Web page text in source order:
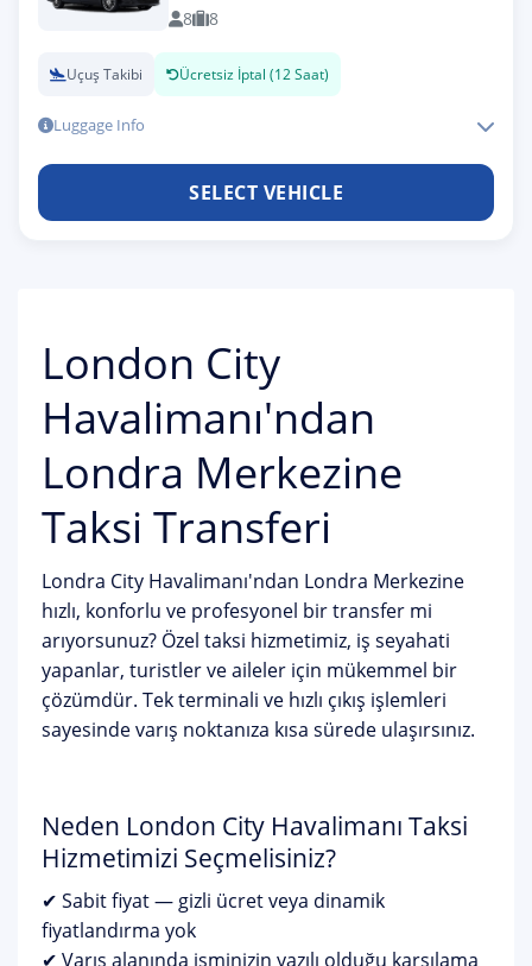
8 8
Uçuş Takibi Ücretsiz İptal (12 Saat)
Luggage Info
SELECT VEHICLE
London City
Havalimanı'ndan
Londra Merkezine
Taksi Transferi
Londra City Havalimanı'ndan Londra Merkezine
hızlı, konforlu ve profesyonel bir transfer mi
arıyorsunuz? Özel taksi hizmetimiz, iş seyahati
yapanlar, turistler ve aileler için mükemmel bir
çözümdür. Tek terminali ve hızlı çıkış işlemleri
sayesinde varış noktanıza kısa sürede ulaşırsınız.
Neden London City Havalimanı Taksi
Hizmetimizi Seçmelisiniz?
✔ Sabit fiyat — gizli ücret veya dinamik
fiyatlandırma yok
✔ Varış alanında isminizin yazılı olduğu karşılama